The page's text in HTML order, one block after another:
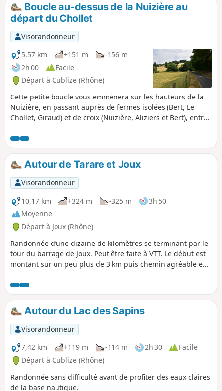
Boucle au-dessus de la Nuizière au
départ du Chollet
Visorandonneur
5,57 km
+151 m
-156 m
2h 00
Facile
Départ à Cublize (Rhône)
Cette petite boucle vous emmènera sur les hauteurs de la
Nuizière, en passant auprès de fermes isolées (Bert, Le
Chollet, Giraud) et de croix (Nuizière, Aliziers et Bert), entre
Autour de Tarare et Joux
Visorandonneur
10,17 km
+324 m -325 m
3h 50
Moyenne
Départ à Joux (Rhône)
Randonnée d’une dizaine de kilomètres se terminant par le
tour du barrage de Joux. Peut être faite à VTT. Le début est
montant sur un peu plus de 3 km puis chemin agréable en
Autour du Lac des Sapins
Visorandonneur
7,42 km
+119 m -114 m 2h 30
Facile
Départ à Cublize (Rhône)
Randonnée sans difficulté avant de profiter des eaux claires
de la base nautique.